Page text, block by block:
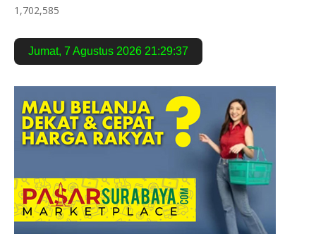
1,702,585
Jumat, 7 Agustus 2026 21:29:38